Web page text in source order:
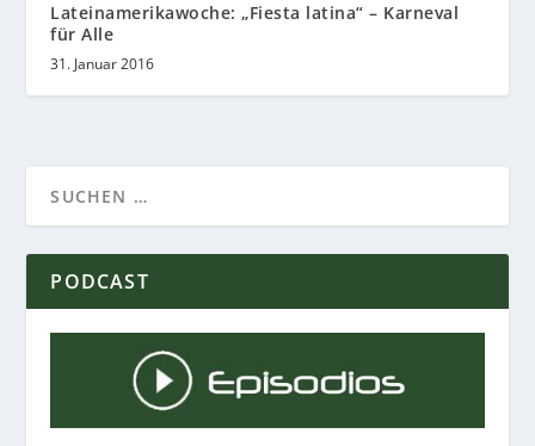
Lateinamerikawoche: „Fiesta latina“ – Karneval
für Alle
31. Januar 2016
PODCAST